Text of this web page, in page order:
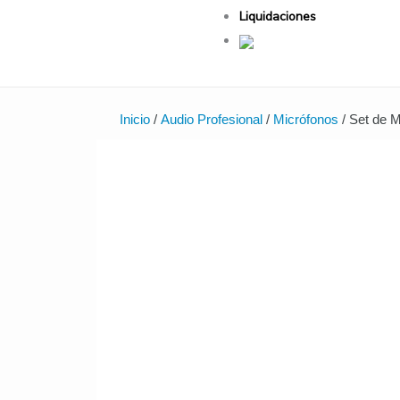
Liquidaciones
Inicio /Audio Profesional / Micrófonos / Set de